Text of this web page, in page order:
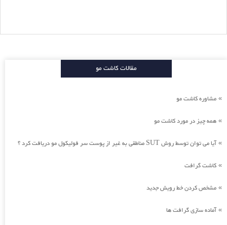
مقالات کاشت مو
» مشاوره کاشت مو
» همه چیز در مورد کاشت مو
»آیا می توان توسط روش SUT مناطقی به غیر از پوست سر فولیکول مو دریافت کرد ؟
» کاشت گرافت
» مشخص کردن خط رویش جدید
»آماده سازی گرافت ها